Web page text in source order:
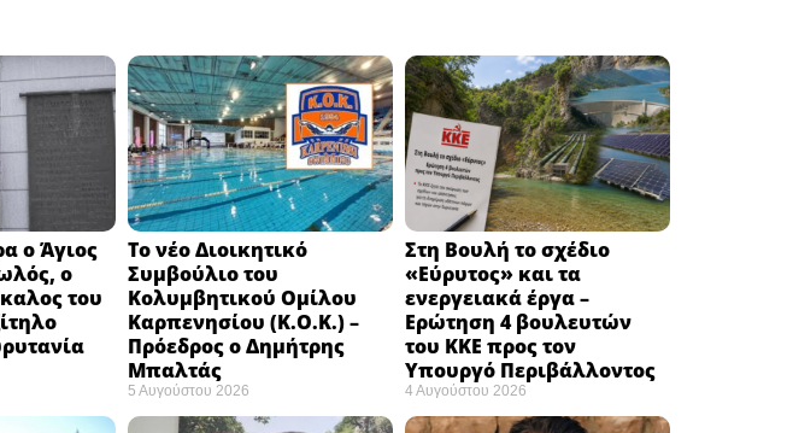
ο Άγιος
ο
του
Το νέο Διοικητικό
Συμβούλιο του
Κολυμβητικού Ομίλου
Καρπενησίου (Κ.Ο.Κ.) –
Πρόεδρος ο Δημήτρης
Μπαλτάς
5 Αυγούστου 2026
Στη Βουλή το σχέδιο
«Εύρυτος» και τα
ενεργειακά έργα –
Ερώτηση 4 βουλευτών
του ΚΚΕ προς τον
Υπουργό Περιβάλλοντος
4 Αυγούστου 2026